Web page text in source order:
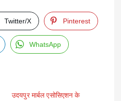
Twitter/X Pinterest
WhatsApp
उदयपुर मार्बल एसोसिएशन के